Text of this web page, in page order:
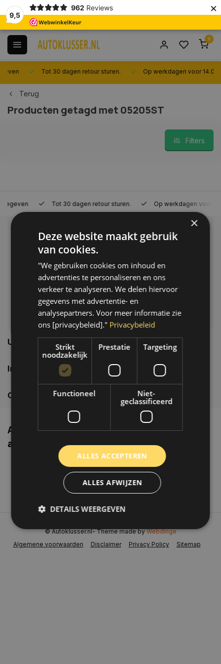
9,5
962 Reviews ×
0
Tot 30 dagen retour sturen. Op werkdagen voor 14.00 uur
Terug
Producten getagd met 05205ST
Filters
Tot 30 dagen retour sturen. Op werkdagen voor 14.00 uur
Klantenservice
Veelgestelde vragen
06-39119169
info@autoklusser.nl
Usefull links
Informatie
Contactgegevens
Altijd de nieuwste producten en
aanbiedingen weten?
Abonneer
Algemene voorwaarden Disclaimer Privacy Policy Sitemap
© Autoklusser.nl- Theme made byWebdinge
×
Deze website maakt gebruik
van cookies.
"We gebruiken cookies om inhoud en
advertenties te personaliseren en ons
verkeer te analyseren. We delen hiervoor
gegevens met advertentie- en
analysepartners. Voor meer informatie zie
ons [privacybeleid]." Privacybeleid
Strikt
noodzakelijk
Prestatie Targeting
Functioneel
Niet-
geclassificeerd
ALLES ACCEPTEREN
ALLES AFWIJZEN
DETAILS WEERGEVEN
Strikt noodzakelijk Prestatie
Targeting